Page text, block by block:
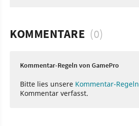
KOMMENTARE (0)
Kommentar-Regeln von GamePro
Bitte lies unsere Kommentar-Regeln
Kommentar verfasst.